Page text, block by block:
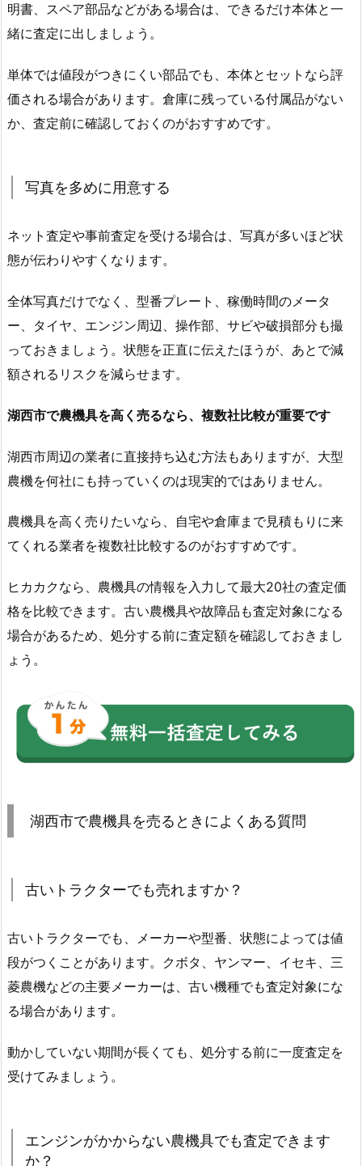
明書、スペア部品などがある場合は、できるだけ本体と一
緒に査定に出しましょう。
単体では値段がつきにくい部品でも、本体とセットなら評
価される場合があります。倉庫に残っている付属品がない
か、査定前に確認しておくのがおすすめです。
写真を多めに用意する
ネット査定や事前査定を受ける場合は、写真が多いほど状
態が伝わりやすくなります。
全体写真だけでなく、型番プレート、稼働時間のメータ
ー、タイヤ、エンジン周辺、操作部、サビや破損部分も撮
っておきましょう。状態を正直に伝えたほうが、あとで減
額されるリスクを減らせます。
湖西市で農機具を高く売るなら、複数社比較が重要です
湖西市周辺の業者に直接持ち込む方法もありますが、大型
農機を何社にも持っていくのは現実的ではありません。
農機具を高く売りたいなら、自宅や倉庫まで見積もりに来
てくれる業者を複数社比較するのがおすすめです。
ヒカカクなら、農機具の情報を入力して最大20社の査定価
格を比較できます。古い農機具や故障品も査定対象になる
場合があるため、処分する前に査定額を確認しておきまし
ょう。
湖西市で農機具を売るときによくある質問
古いトラクターでも売れますか？
古いトラクターでも、メーカーや型番、状態によっては値
段がつくことがあります。クボタ、ヤンマー、イセキ、三
菱農機などの主要メーカーは、古い機種でも査定対象にな
る場合があります。
動かしていない期間が長くても、処分する前に一度査定を
受けてみましょう。
エンジンがかからない農機具でも査定できます
か？